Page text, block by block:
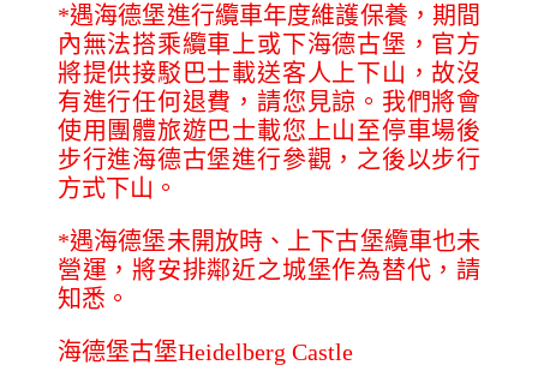
*遇海德堡進行纜車年度維護保養，期間
內無法搭乘纜車上或下海德古堡，官方
將提供接駁巴士載送客人上下山，故沒
有進行任何退費，請您見諒。我們將會
使用團體旅遊巴士載您上山至停車場後
步行進海德古堡進行參觀，之後以步行
方式下山。
*遇海德堡未開放時、上下古堡纜車也未
營運，將安排鄰近之城堡作為替代，請
知悉。
海德堡古堡Heidelberg Castle